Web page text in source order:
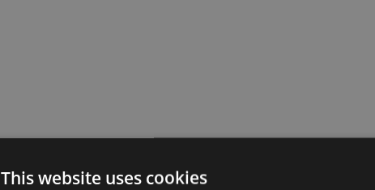
This website uses cookies